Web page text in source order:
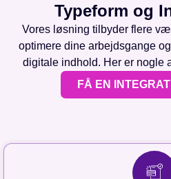
Typeform og
Vores løsning tilbyder flere
optimere dine arbejdsgange
digitale indhold. Her er nogle
FÅ EN